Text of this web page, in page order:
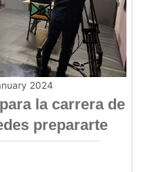
2024
la carrera de
prepararte